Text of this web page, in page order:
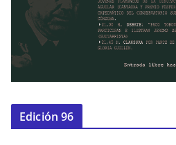
Edición 96